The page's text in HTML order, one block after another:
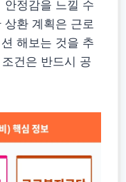
안정감을 느낄 수
상환 계획은 근로
해보는 것을 추
건은 반드시 공